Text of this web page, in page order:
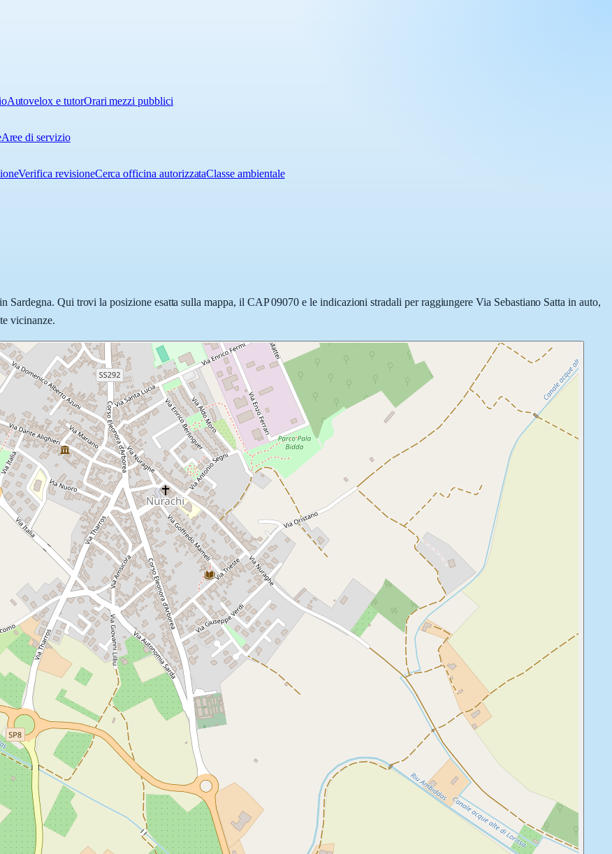
Autovelox e tutorOrari mezzi pubblici
Aree di servizio
Verifica revisioneCerca officina autorizzataClasse ambientale
Qui trovi la posizione esatta sulla mappa, il CAP 09070 e le indicazioni stradali per raggiungere Via Sebastiano Satta in auto,
vicinanze.